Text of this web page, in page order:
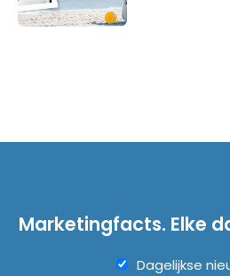
Marketingfacts. Elke
Dagelijkse